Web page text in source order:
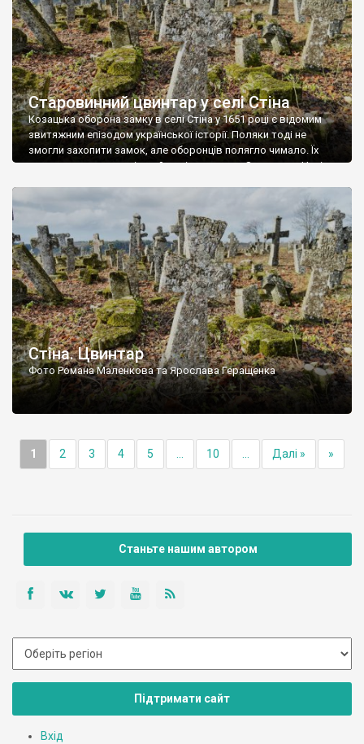
Старовинний цвинтар у селі Стіна
Козацька оборона замку в селі Стіна у 1651 році є відомим
звитяжним епізодом української історії. Поляки тоді не
змогли захопити замок, але оборонців полягло чимало. Їх
поховали на цвинтарі, який тоді називався Замковим. Нині на
ньому чимало хрестів 19 століття, є такі, де епітафії стер […]
Стіна. Цвинтар
Фото Романа Маленкова та Ярослава Геращенка
1 2 3 4 5 10 Далі » »
Станьте нашим автором
Підтримати сайт
Вхід